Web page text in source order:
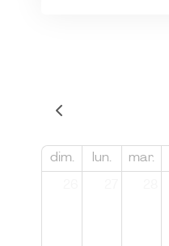
dim. lun. mar.